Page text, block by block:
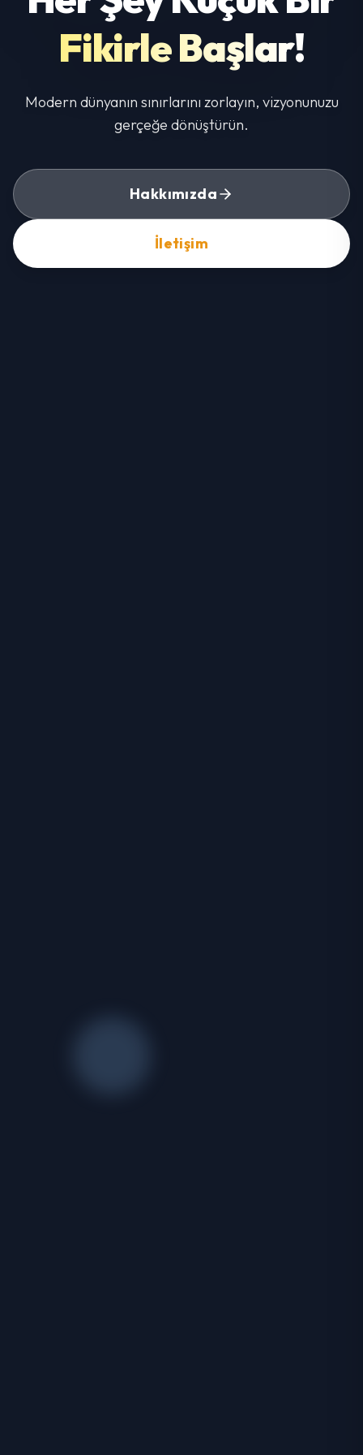
Fikirle Başlar!
Modern dünyanın sınırlarını zorlayın, vizyonunuzu
gerçeğe dönüştürün.
Hakkımızda
İletişim